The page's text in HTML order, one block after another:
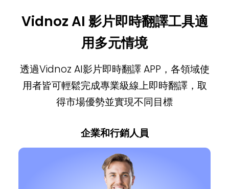
Vidnoz AI 影片即時翻譯工具適
用多元情境
透過Vidnoz AI影片即時翻譯 APP，各領域使
用者皆可輕鬆完成專業級線上即時翻譯，取
得市場優勢並實現不同目標
企業和行銷人員